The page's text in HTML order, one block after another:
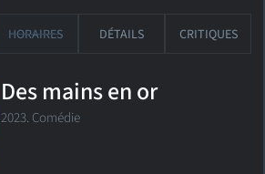
HORAIRES DÉTAILS CRITIQUES
Des mains en or
2023. Comédie